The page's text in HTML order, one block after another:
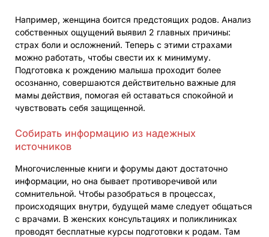
Например, женщина боится предстоящих родов. Анализ
собственных ощущений выявил 2 главных причины:
страх боли и осложнений. Теперь с этими страхами
можно работать, чтобы свести их к минимуму.
Подготовка к рождению малыша проходит более
осознанно, совершаются действительно важные для
мамы действия, помогая ей оставаться спокойной и
чувствовать себя защищенной.
Собирать информацию из надежных
источников
Многочисленные книги и форумы дают достаточно
информации, но она бывает противоречивой или
сомнительной. Чтобы разобраться в процессах,
происходящих внутри, будущей маме следует общаться
с врачами. В женских консультациях и поликлиниках
проводят бесплатные курсы подготовки к родам. Там